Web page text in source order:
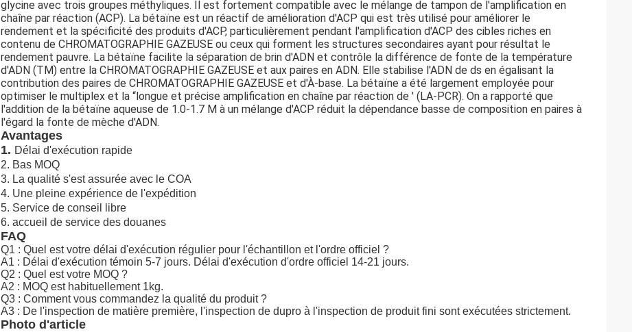
glycine avec trois groupes méthyliques. Il est fortement compatible avec le mélange de tampon de l'amplification en
chaîne par réaction (ACP). La bétaïne est un réactif de amélioration d'ACP qui est très utilisé pour améliorer le
rendement et la spécificité des produits d'ACP, particulièrement pendant l'amplification d'ACP des cibles riches en
contenu de CHROMATOGRAPHIE GAZEUSE ou ceux qui forment les structures secondaires ayant pour résultat le
rendement pauvre. La bétaïne facilite la séparation de brin d'ADN et contrôle la différence de fonte de la température
d'ADN (TM) entre la CHROMATOGRAPHIE GAZEUSE et aux paires en ADN. Elle stabilise l'ADN de ds en égalisant la
contribution des paires de CHROMATOGRAPHIE GAZEUSE et d'À-base. La bétaïne a été largement employée pour
optimiser le multiplex et la “longue et précise amplification en chaîne par réaction de ′ (LA-PCR). On a rapporté que
l'addition de la bétaïne aqueuse de 1.0-1.7 M à un mélange d'ACP réduit la dépendance basse de composition en paires à
l'égard la fonte de mèche d'ADN.
Avantages
1. Délai d'exécution rapide
2. Bas MOQ
3. La qualité s'est assurée avec le COA
4. Une pleine expérience de l'expédition
5. Service de conseil libre
6. accueil de service des douanes
FAQ
Q1 : Quel est votre délai d'exécution régulier pour l'échantillon et l'ordre officiel ?
A1 : Délai d'exécution témoin 5-7 jours. Délai d'exécution d'ordre officiel 14-21 jours.
Q2 : Quel est votre MOQ ?
A2 : MOQ est habituellement 1kg.
Q3 : Comment vous commandez la qualité du produit ?
A3 : De l'inspection de matière première, l'inspection de dupro à l'inspection de produit fini sont exécutées strictement.
Photo d'article